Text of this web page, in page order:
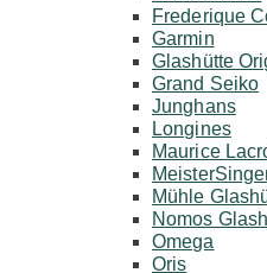
Frederique
Garmin
Glashütte
Grand Seiko
Junghans
Longines
Maurice
Mühle
Nomos
Omega
Oris